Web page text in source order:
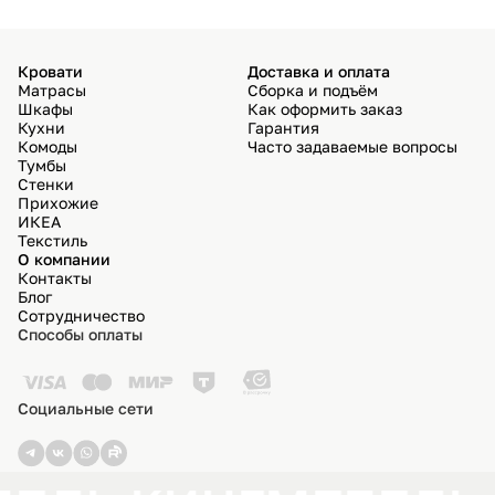
Кровати
Матрасы
Шкафы
Кухни
Комоды
Тумбы
Стенки
Прихожие
ИКЕА
Текстиль
Доставка и оплата
Сборка и подъём
Как оформить заказ
Гарантия
Часто задаваемые вопросы
О компании
Контакты
Блог
Сотрудничество
Способы оплаты
Социальные сети